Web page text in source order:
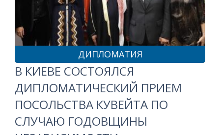
ДИПЛОМАТИЯ
В КИЕВЕ СОСТОЯЛСЯ
ДИПЛОМАТИЧЕСКИЙ ПРИЕМ
ПОСОЛЬСТВА КУВЕЙТА ПО
СЛУЧАЮ ГОДОВЩИНЫ